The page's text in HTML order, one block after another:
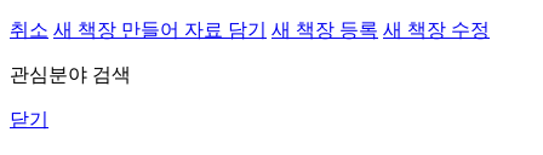
취소 새 책장 만들어 자료 담기 새 책장 등록 새 책장 수정
관심분야 검색
닫기